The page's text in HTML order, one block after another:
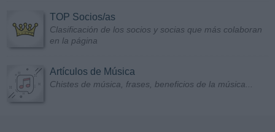
TOP Socios/as
Clasificación de los socios y socias que más colaboran
en la página
Artículos de Música
Chistes de música, frases, beneficios de la música...